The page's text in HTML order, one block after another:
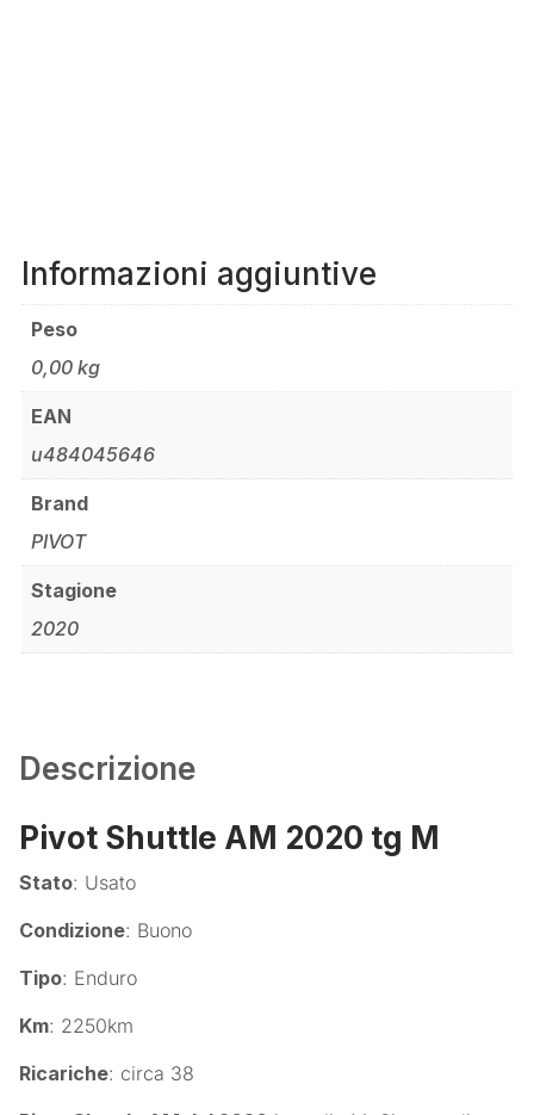
Informazioni aggiuntive
Peso
0,00 kg
EAN
u484045646
Brand
PIVOT
Stagione
2020
Descrizione
Pivot Shuttle AM 2020 tg M
Stato: Usato
Condizione: Buono
Tipo: Enduro
Km: 2250km
Ricariche: circa 38